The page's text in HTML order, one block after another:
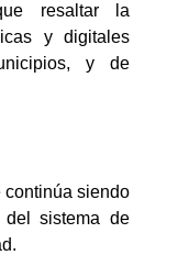
resaltar la
y digitales
y de
continúa siendo
sistema de